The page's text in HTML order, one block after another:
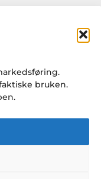
bruken.
Torshov, Bryn,
i blant et